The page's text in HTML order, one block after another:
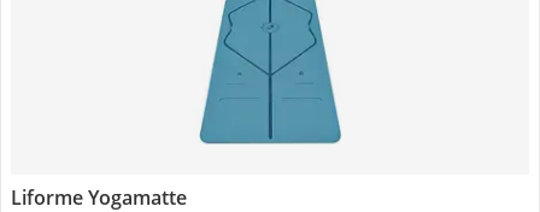
Liforme Yogamatte